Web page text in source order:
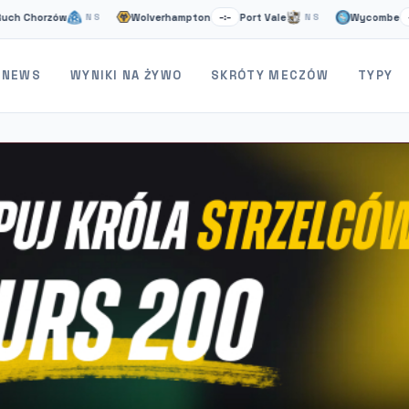
NS Wolverhampton –:– Port Vale NS Wycombe –:–
NEWS WYNIKI NA ŻYWO SKRÓTY MECZÓW TYPY